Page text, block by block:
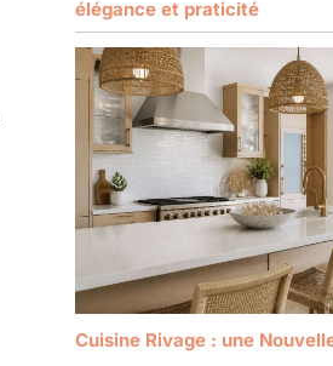
élégance et praticité
Cuisine Rivage : une